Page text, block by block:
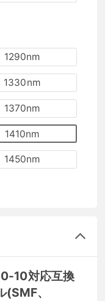
1290nm
1330nm
1370nm
1410nm
1450nm
10対応互換
、